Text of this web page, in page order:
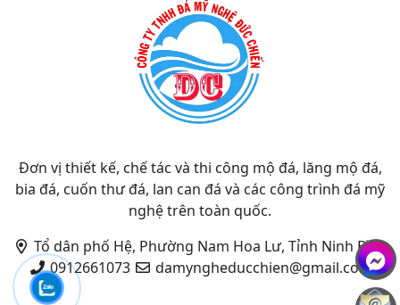
Đơn vị thiết kế, chế tác và thi công mộ đá, lăng mộ đá,
bia đá, cuốn thư đá, lan can đá và các công trình đá mỹ
nghệ trên toàn quốc.
Tổ dân phố Hệ, Phường Nam Hoa Lư, Tỉnh Ninh Bình
0912661073
damyngheducchien@gmail.com